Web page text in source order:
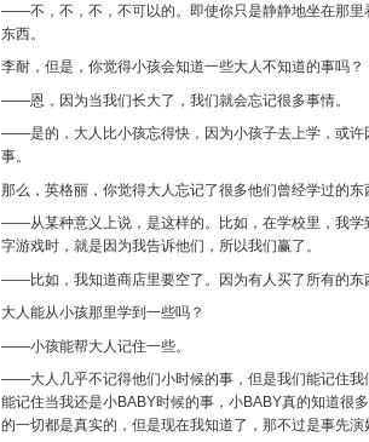
——不，不，不，不可以的。即使你只是静静地坐在那里
东西。
李耐，但是，你觉得小孩会知道一些大人不知道的事吗？
——恩，因为当我们长大了，我们就会忘记很多事情。
——是的，大人比小孩忘得快，因为小孩子去上学，或许
事。
那么，英格丽，你觉得大人忘记了很多他们曾经学过的东
——从某种意义上说，是这样的。比如，在学校里，我学
字游戏时，就是因为我告诉他们，所以我们赢了。
——比如，我知道商店里要空了。因为有人买了所有的东
大人能从小孩那里学到一些吗？
——小孩能帮大人记住一些。
——大人几乎不记得他们小时候的事，但是我们能记住我
能记住当我还是小BABY时候的事，小BABY真的知道很
的一切都是真实的，但是现在我知道了，那不过是事先演